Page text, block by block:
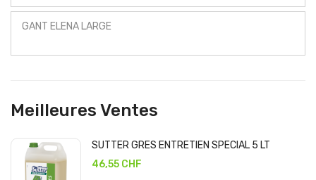
GANT ELENA LARGE
Meilleures Ventes
SUTTER GRES ENTRETIEN SPECIAL 5 LT
46,55 CHF